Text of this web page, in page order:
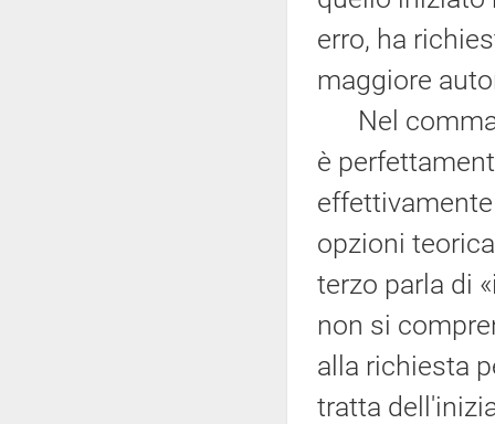
erro, ha
maggiore
Nel comma
è
opzioni
terzo parla di
non si
alla richiesta
tratta